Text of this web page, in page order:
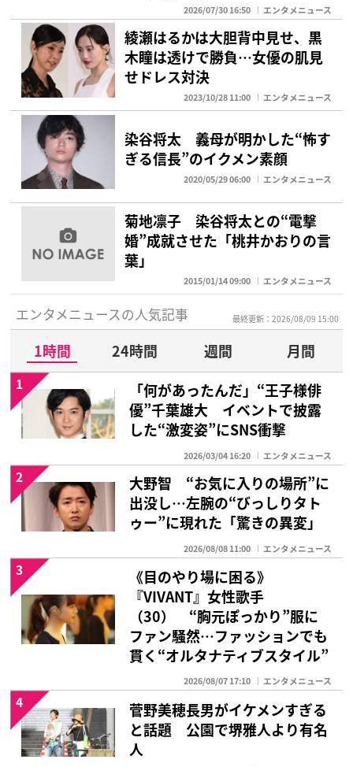
2026/07/30 16:50 エンタメニュース
綾瀬はるかは大胆背中見せ、黒
木瞳は透けで勝負…女優の肌見
せドレス対決
2023/10/28 11:00 エンタメニュース
染谷将太 義母が明かした“怖す
ぎる信長”のイクメン素顔
2020/05/29 06:00 エンタメニュース
菊地凛子 染谷将太との“電撃
婚”成就させた「桃井かおりの言
葉」
2015/01/14 09:00 エンタメニュース
エンタメニュースの人気記事 最終更新：2026/08/09 15:00
1時間 24時間 週間
月間
「何があったんだ」“王子様俳
優”千葉雄大 イベントで披露
した“激変姿”にSNS衝撃
2026/03/04 16:20 エンタメニュース
1
大野智 “お気に入りの場所”に
出没し…左腕の“びっしりタト
ゥー”に現れた「驚きの異変」
2026/08/08 11:00 エンタメニュース
2
《目のやり場に困る》
『VIVANT』女性歌手
（30） “胸元ぽっかり”服に
ファン騒然…ファッションでも
貫く“オルタナティブスタイル”
2026/08/07 17:10 エンタメニュース
3
菅野美穂長男がイケメンすぎる
と話題 公園で堺雅人より有名
人
4